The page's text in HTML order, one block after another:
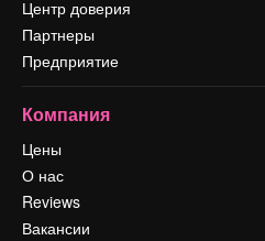
Центр доверия
Партнеры
Предприятие
Компания
Цены
О нас
Reviews
Вакансии